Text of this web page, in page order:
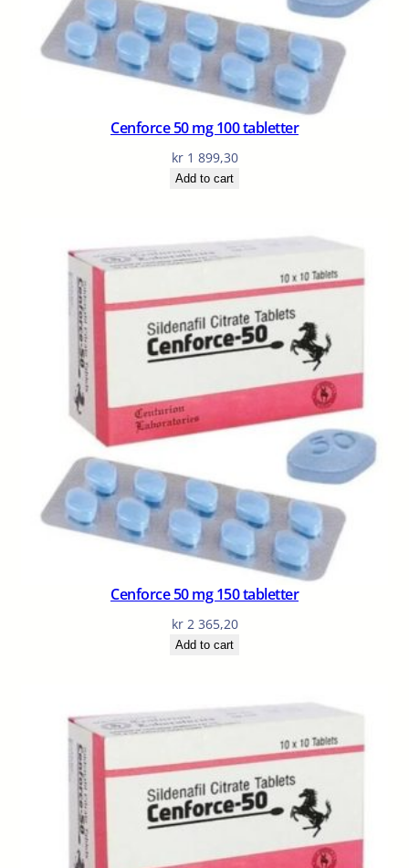
Cenforce 50 mg 100 tabletter
kr1 899,30
Add to cart
Cenforce 50 mg 150 tabletter
kr2 365,20
Add to cart